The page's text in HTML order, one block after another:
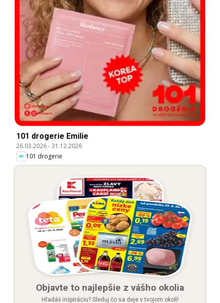
101 drogerie Emilie
26.03.2026-31.12.2026
101 drogerie
Objavte to najlepšie z vášho okolia
Hľadáš inšpiráciu? Sleduj čo sa deje v tvojom okolí!